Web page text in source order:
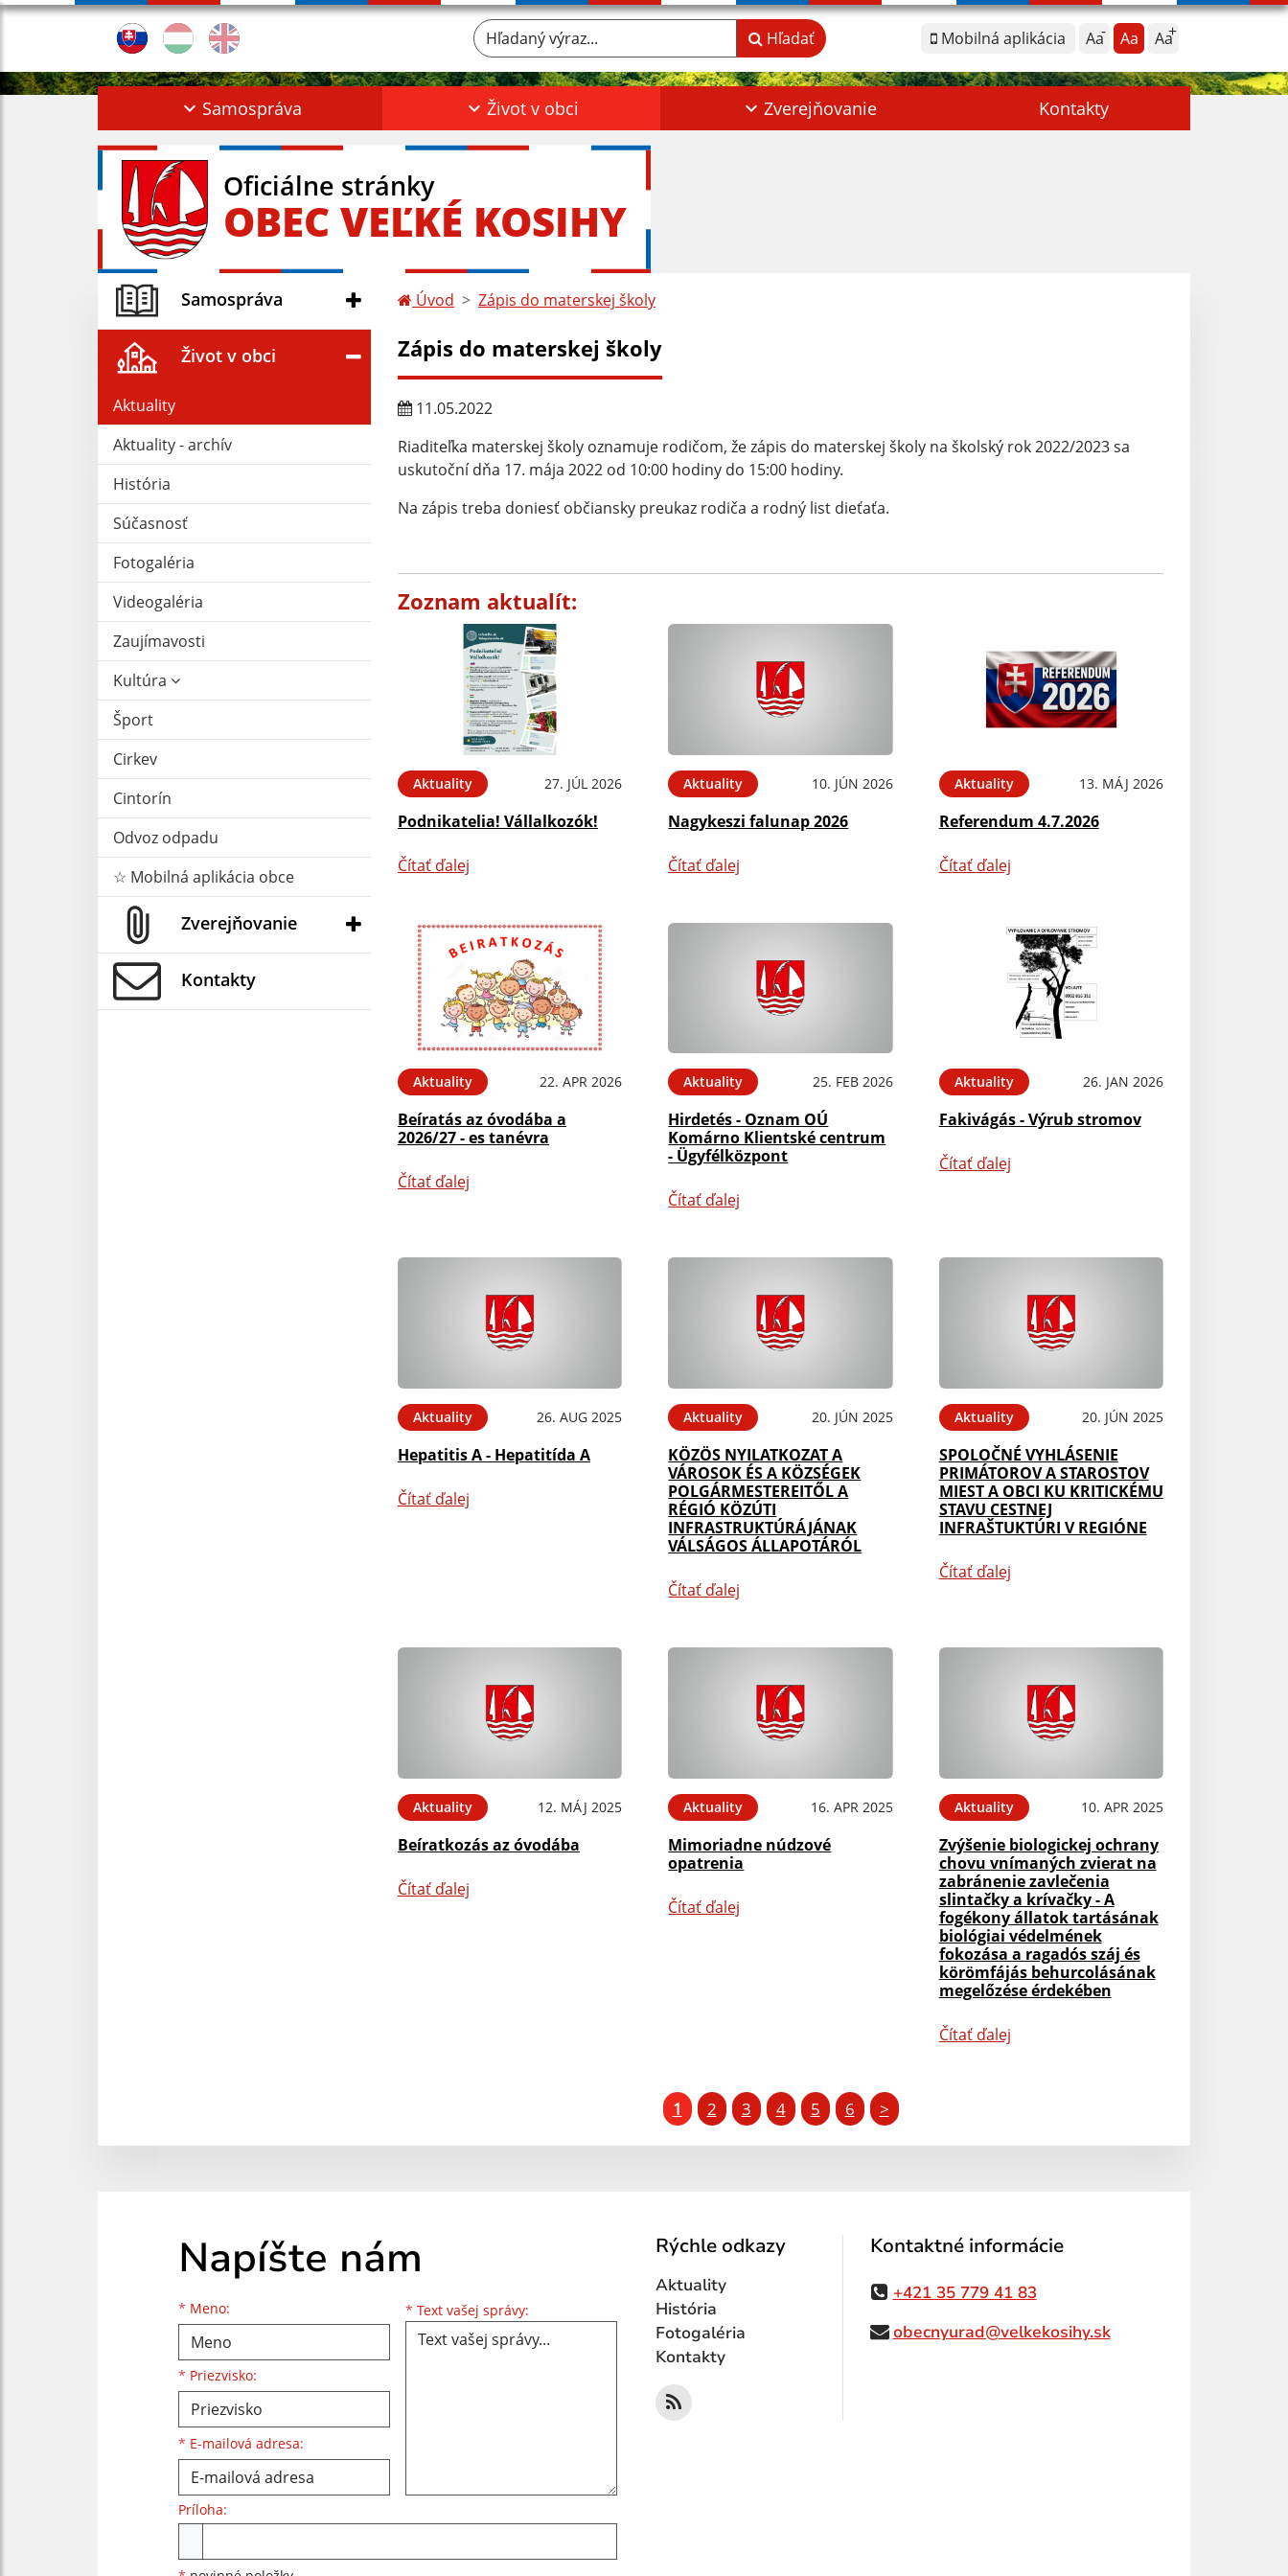
Mobilná aplikácia Aa Aa Aa
Hľadaný výraz... Hľadať
Samospráva Život v obci Zverejňovanie Kontakty
Oficiálne stránky
OBEC VEĽKÉ KOSIHY
Samospráva
Život v obci
Aktuality
Aktuality - archív
História
Súčasnosť
Fotogaléria
Videogaléria
Zaujímavosti
Kultúra
Šport
Cirkev
Cintorín
Odvoz odpadu
☆ Mobilná aplikácia obce
Zverejňovanie
Kontakty
Úvod Zápis do materskej školy
Zápis do materskej školy
11.05.2022
Riaditeľka materskej školy oznamuje rodičom, že zápis do materskej školy na školský rok 2022/2023 sa
uskutoční dňa 17. mája 2022 od 10:00 hodiny do 15:00 hodiny.
Na zápis treba doniesť občiansky preukaz rodiča a rodný list dieťaťa.
Zoznam aktualít:
Aktuality 27. JÚL 2026
Podnikatelia! Vállalkozók!
Čítať ďalej
Aktuality 10. JÚN 2026
Nagykeszi falunap 2026
Čítať ďalej
Aktuality 13. MÁJ 2026
Referendum 4.7.2026
Čítať ďalej
Aktuality 22. APR 2026
Beíratás az óvodába a
2026/27 - es tanévra
Čítať ďalej
Aktuality 25. FEB 2026
Hirdetés - Oznam OÚ
Komárno Klientské centrum
- Ügyfélközpont
Čítať ďalej
Aktuality 26. JAN 2026
Fakivágás - Výrub stromov
Čítať ďalej
Aktuality 26. AUG 2025
Hepatitis A - Hepatitída A
Čítať ďalej
Aktuality 20. JÚN 2025
KÖZÖS NYILATKOZAT A
VÁROSOK ÉS A KÖZSÉGEK
POLGÁRMESTEREITŐL A
RÉGIÓ KÖZÚTI
INFRASTRUKTÚRÁJÁNAK
VÁLSÁGOS ÁLLAPOTÁRÓL
Čítať ďalej
Aktuality 20. JÚN 2025
SPOLOČNÉ VYHLÁSENIE
PRIMÁTOROV A STAROSTOV
MIEST A OBCI KU KRITICKÉMU
STAVU CESTNEJ
INFRAŠTUKTÚRI V REGIÓNE
Čítať ďalej
Aktuality 12. MÁJ 2025
Beíratkozás az óvodába
Čítať ďalej
Aktuality 16. APR 2025
Mimoriadne núdzové
opatrenia
Čítať ďalej
Aktuality 10. APR 2025
Zvýšenie biologickej ochrany
chovu vnímaných zvierat na
zabránenie zavlečenia
slintačky a krívačky - A
fogékony állatok tartásának
biológiai védelmének
fokozása a ragadós száj és
körömfájás behurcolásának
megelőzése érdekében
Čítať ďalej
1 2 3 4 5 6 >
Napíšte nám
* Meno:
Meno
* Priezvisko:
Priezvisko
* E-mailová adresa:
E-mailová adresa * Text vašej správy: Text vašej správy...
Príloha:
Rýchle odkazy
Aktuality
História
Fotogaléria
Kontakty
Kontaktné informácie
+421 35 779 41 83
obecnyurad@velkekosihy.sk